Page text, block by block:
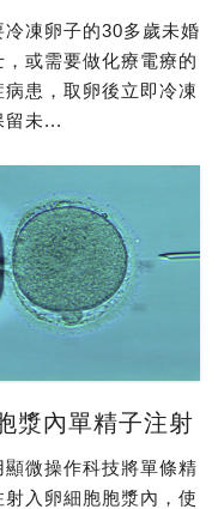
冷凍卵子的30多歲未婚
，或需要做化療電療的
病患，取卵後立即冷凍
留未...
漿內單精子注射
顯微操作科技將單條精
射入卵細胞胞漿內，使